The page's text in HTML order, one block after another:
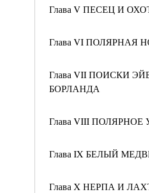
Глава V ПЕСЕЦ И
Глава VI ПОЛЯРНАЯ
Глава VII ПОИСКИ
БОРЛАНДА
Глава VIII ПОЛЯРНОЕ
Глава IX БЕЛЫЙ
Глава X НЕРПА И